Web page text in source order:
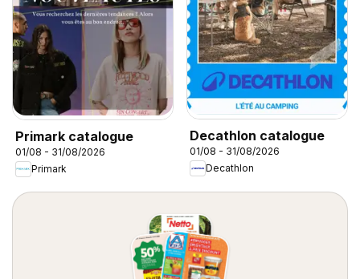
Primark catalogue
01/08 - 31/08/2026
Primark
Decathlon catalogue
01/08 - 31/08/2026
Decathlon